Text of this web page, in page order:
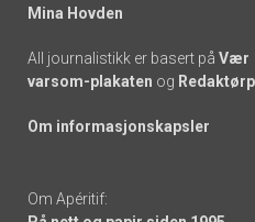
Mina Hovden
All journalistikk er basert på Vær
varsom-plakaten og
Om informasjonskapsler
Om Apéritif: